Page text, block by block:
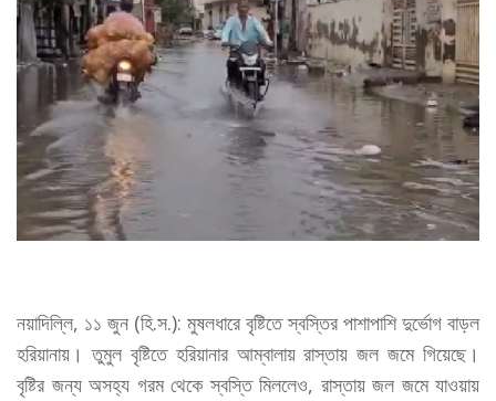
নয়াদিল্লি, ১১ জুন (হি.স.): মুষলধারে বৃষ্টিতে স্বস্তির পাশাপাশি দুর্ভোগ বাড়ল
হরিয়ানায়। তুমুল বৃষ্টিতে হরিয়ানার আম্বালায় রাস্তায় জল জমে গিয়েছে।
বৃষ্টির জন্য অসহ্য গরম থেকে স্বস্তি মিললেও, রাস্তায় জল জমে যাওয়ায়